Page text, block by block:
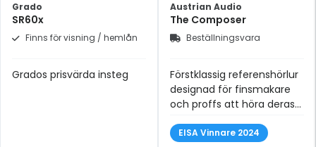
Grado
SR60x
Finns för visning / hemlån
Grados prisvärda insteg
Austrian Audio
The Composer
Beställningsvara
Förstklassig referenshörlur
designad för finsmakare
och proffs att höra deras
EISA Vinnare 2024